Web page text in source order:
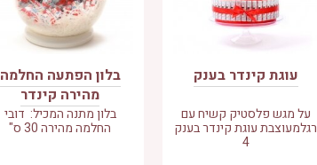
עוגת קינדר בענק
על מגש פלסטיק קשיח עם
רגלמעוצבת עוגת קינדר בענק
4
בלון הפתעה החלמה
מהירה קינדר
בלון מתנה המכיל: דובי
החלמה מהירה 30 ס"